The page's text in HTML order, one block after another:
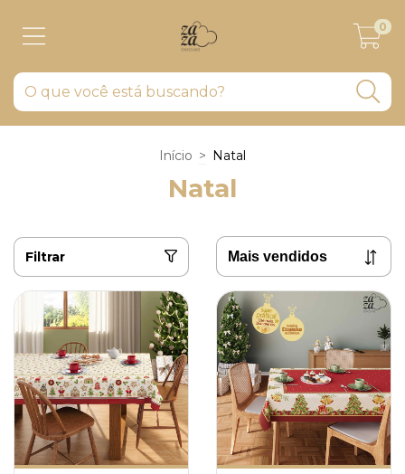
0
Início > Natal
Natal
Filtrar